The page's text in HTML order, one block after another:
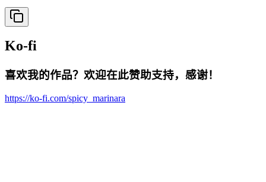
Ko-fi
喜欢我的作品？欢迎在此赞助支持，感谢！
https://ko-fi.com/spicy_marinara